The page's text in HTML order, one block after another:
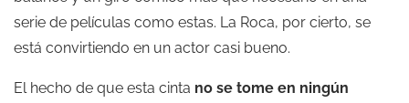
serie de películas como estas. La Roca, por cierto, se
está convirtiendo en un actor casi bueno.
El hecho de que esta cinta no se tome en ningún